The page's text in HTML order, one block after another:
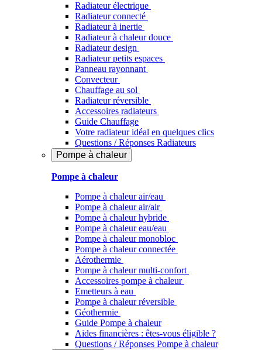
Radiateur électrique
Radiateur connecté
Radiateur à inertie
Radiateur à chaleur douce
Radiateur design
Radiateur petits espaces
Panneau rayonnant
Convecteur
Chauffage au sol
Radiateur réversible
Accessoires radiateurs
Guide Chauffage
Votre radiateur idéal en quelques clics
Questions / Réponses Radiateurs
Pompe à chaleur
Pompe à chaleur
Pompe à chaleur air/eau
Pompe à chaleur air/air
Pompe à chaleur hybride
Pompe à chaleur​ eau/eau
Pompe à chaleur monobloc
Pompe à chaleur connectée
Aérothermie
Pompe à chaleur multi-confort
Accessoires pompe à chaleur
Emetteurs à eau
Pompe à chaleur réversible
Géothermie
Guide Pompe à chaleur
Aides financières : êtes-vous éligible ?
Questions / Réponses Pompe à chaleur